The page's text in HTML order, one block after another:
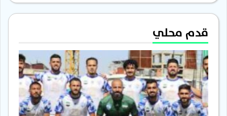
قدم محلي